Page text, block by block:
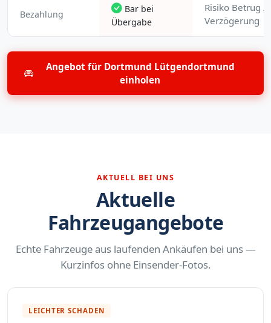
Bezahlung
Bar bei
Übergabe
Risiko Betrug /
Verzögerung
Angebot für Dortmund Lütgendortmund
einholen
AKTUELL BEI UNS
Aktuelle
Fahrzeugangebote
Echte Fahrzeuge aus laufenden Ankäufen bei uns —
Kurzinfos ohne Einsender-Fotos.
LEICHTER SCHADEN